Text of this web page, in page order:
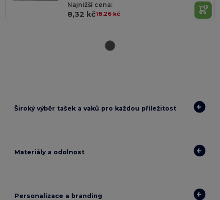
Najnižší cena:
8,32 kč18,26 kč
Široký výběr tašek a vaků pro každou příležitost
Materiály a odolnost
Personalizace a branding